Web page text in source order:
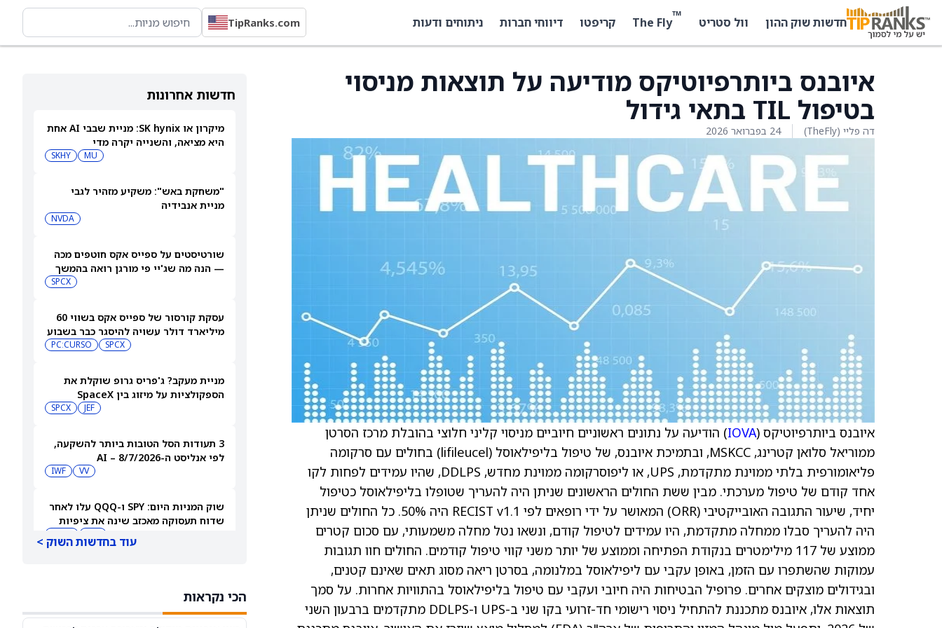
חדשות שוק ההון וול סטריט ™
The Fly קריפטו דיווחי חברות ניתוחים ודעות TipRanks.com
חדשות אחרונות
מיקרון או SK hynix: מניית שבבי AI אחת
היא מציאה, והשנייה יקרה מדי
MU
SKHY
"משחקת באש": משקיע מזהיר לגבי
מניית אנבידיה
NVDA
שורטיסטים על ספייס אקס חוטפים מכה
— הנה מה שג'יי פי מורגן רואה בהמשך
SPCX
עסקת קורסור של ספייס אקס בשווי 60
מיליארד דולר עשויה להיסגר כבר בשבוע
SPCX
PC:CURSO
מניית מעקב? ג'פריס גרופ שוקלת את
הספקולציות על מיזוג בין SpaceX
JEF
SPCX
3 תעודות הסל הטובות ביותר להשקעה,
לפי אנליסט ה-AI – 8/7/2026
VV
IWF
שוק המניות היום: SPY ו-QQQ עלו לאחר
שדוח תעסוקה מאכזב שינה את ציפיות
עוד בחדשות השוק >
הכי נקראות
איובנס ביותרפיוטיקס מודיעה על תוצאות מניסוי
בטיפול TIL בתאי גידול
דה פליי (TheFly) 24 בפברואר 2026
איובנס ביותרפיוטיקס (IOVA) הודיעה על נתונים ראשוניים חיוביים מניסוי קליני חלוצי בהובלת מרכז הסרטן
ממוריאל סלואן קטרינג, MSKCC, ובתמיכת איובנס, של טיפול בליפילאוסל (lifileucel) בחולים עם סרקומה
פליאומורפית בלתי ממוינת מתקדמת, UPS, או ליפוסרקומה ממוינת מחדש, DDLPS, שהיו עמידים לפחות לקו
אחד קודם של טיפול מערכתי. מבין ששת החולים הראשונים שניתן היה להעריך שטופלו בליפילאוסל כטיפול
יחיד, שיעור התגובה האובייקטיבי (ORR) המאושר על ידי רופאים לפי RECIST v1.1 היה 50%. כל החולים שניתן
היה להעריך סבלו ממחלה מתקדמת, היו עמידים לטיפול קודם, ונשאו נטל מחלה משמעותי, עם סכום קטרים
ממוצע של 117 מילימטרים בנקודת הפתיחה וממוצע של יותר משני קווי טיפול קודמים. החולים חוו תגובות
עמוקות שהשתפרו עם הזמן, באופן עקבי עם ליפילאוסל במלנומה, בסרטן ריאה מסוג תאים שאינם קטנים,
ובגידולים מוצקים אחרים. פרופיל הבטיחות היה חיובי ועקבי עם טיפול בליפילאוסל בהתוויות אחרות. על סמך
תוצאות אלו, איובנס מתכננת להתחיל ניסוי רישומי חד-זרועי בקו שני ב-UPS ו-DDLPS מתקדמים ברבעון השני